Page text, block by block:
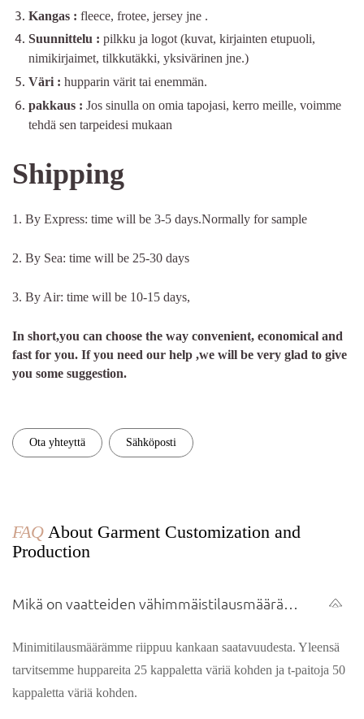
Kangas : fleece, frotee, jersey jne .
Suunnittelu : pilkku ja logot (kuvat, kirjainten etupuoli,
nimikirjaimet, tilkkutäkki, yksivärinen jne.)
Väri : hupparin värit tai enemmän.
pakkaus : Jos sinulla on omia tapojasi, kerro meille, voimme
tehdä sen tarpeidesi mukaan
Shipping
1. By Express: time will be 3-5 days.Normally for sample
2. By Sea: time will be 25-30 days
3. By Air: time will be 10-15 days,
In short,you can choose the way convenient, economical and
fast for you. If you need our help ,we will be very glad to give
you some suggestion.
Ota yhteyttä Sähköposti
FAQ About Garment Customization and
Production
Mikä on vaatteiden vähimmäistilausmäärä
(MOQ)?
Minimitilausmäärämme riippuu kankaan saatavuudesta. Yleensä
tarvitsemme huppareita 25 kappaletta väriä kohden ja t-paitoja 50
kappaletta väriä kohden.